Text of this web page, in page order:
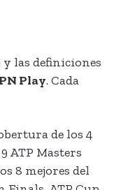
y las definiciones
Play. Cada
de los 4
ATP Masters
8 mejores del